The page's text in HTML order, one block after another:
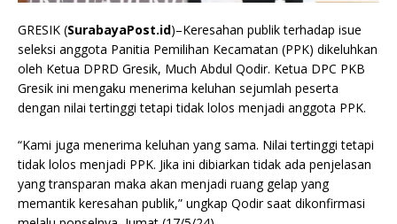
GRESIK (SurabayaPost.id)–Keresahan publik terhadap isue
seleksi anggota Panitia Pemilihan Kecamatan (PPK) dikeluhkan
oleh Ketua DPRD Gresik, Much Abdul Qodir. Ketua DPC PKB
Gresik ini mengaku menerima keluhan sejumlah peserta
dengan nilai tertinggi tetapi tidak lolos menjadi anggota PPK.
“Kami juga menerima keluhan yang sama. Nilai tertinggi tetapi
tidak lolos menjadi PPK. Jika ini dibiarkan tidak ada penjelasan
yang transparan maka akan menjadi ruang gelap yang
memantik keresahan publik,” ungkap Qodir saat dikonfirmasi